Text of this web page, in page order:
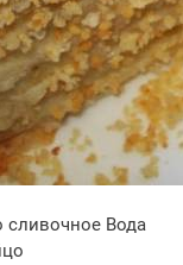
сливочное Вода